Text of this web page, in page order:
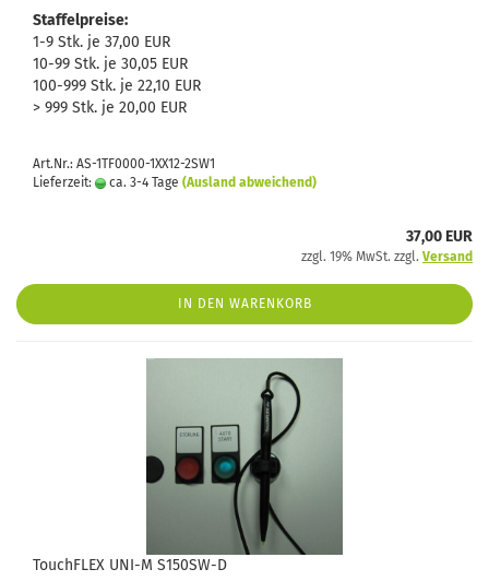
Staffelpreise:
1-9 Stk. je 37,00 EUR
10-99 Stk. je 30,05 EUR
100-999 Stk. je 22,10 EUR
> 999 Stk. je 20,00 EUR
Art.Nr.: AS-1TF0000-1XX12-2SW1
Lieferzeit:
ca. 3-4 Tage (Ausland abweichend)
37,00 EUR
zzgl. 19% MwSt. zzgl. Versand
IN DEN WARENKORB
TouchFLEX UNI-M S150SW-D